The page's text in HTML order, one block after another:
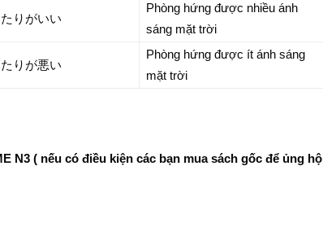
りがいい
Phòng hứng được nhiều ánh
sáng mặt trời
りが悪い
Phòng hứng được ít ánh sáng
mặt trời
N3 ( nếu có điều kiện các bạn mua sách gốc để ủng hộ